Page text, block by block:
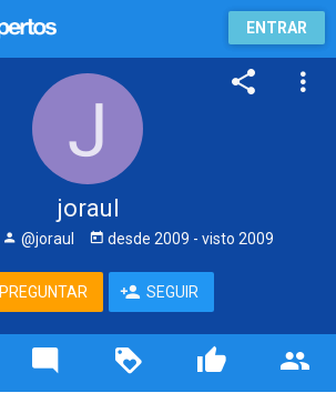
ENTRAR
joraul
@joraul desde 2009 - visto 2009
PREGUNTAR SEGUIR